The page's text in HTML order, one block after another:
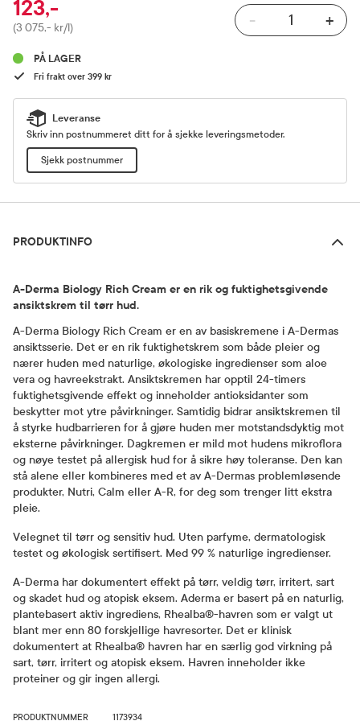
Pris
123,-
(3 075,- kr/l) - +
PÅ LAGER
Fri frakt over 399 kr
Leveranse
Skriv inn postnummeret ditt for å sjekke leveringsmetoder.
Sjekk postnummer
PRODUKTINFO
A-Derma Biology Rich Cream er en rik og fuktighetsgivende
ansiktskrem til tørr hud.
A-Derma Biology Rich Cream er en av basiskremene i A-Dermas
ansiktsserie. Det er en rik fuktighetskrem som både pleier og
nærer huden med naturlige, økologiske ingredienser som aloe
vera og havreekstrakt. Ansiktskremen har opptil 24-timers
fuktighetsgivende effekt og inneholder antioksidanter som
beskytter mot ytre påvirkninger. Samtidig bidrar ansiktskremen til
å styrke hudbarrieren for å gjøre huden mer motstandsdyktig mot
eksterne påvirkninger. Dagkremen er mild mot hudens mikroflora
og nøye testet på allergisk hud for å sikre høy toleranse. Den kan
stå alene eller kombineres med et av A-Dermas problemløsende
produkter, Nutri, Calm eller A-R, for deg som trenger litt ekstra
pleie.
Velegnet til tørr og sensitiv hud. Uten parfyme, dermatologisk
testet og økologisk sertifisert. Med 99 % naturlige ingredienser.
A-Derma har dokumentert effekt på tørr, veldig tørr, irritert, sart
og skadet hud og atopisk eksem. Aderma er basert på en naturlig,
plantebasert aktiv ingrediens, Rhealba®-havren som er valgt ut
blant mer enn 80 forskjellige havresorter. Det er klinisk
dokumentert at Rhealba® havren har en særlig god virkning på
sart, tørr, irritert og atopisk eksem. Havren inneholder ikke
proteiner og gir ingen allergi.
PRODUKTNUMMER 1173934